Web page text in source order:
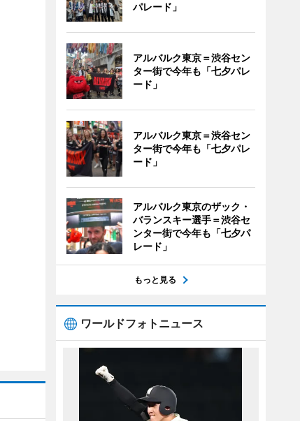
パレード」
アルバルク東京＝渋谷セン
ター街で今年も「七夕パレ
ード」
アルバルク東京＝渋谷セン
ター街で今年も「七夕パレ
ード」
アルバルク東京のザック・
バランスキー選手＝渋谷セ
ンター街で今年も「七夕パ
レード」
もっと見る
ワールドフォトニュース